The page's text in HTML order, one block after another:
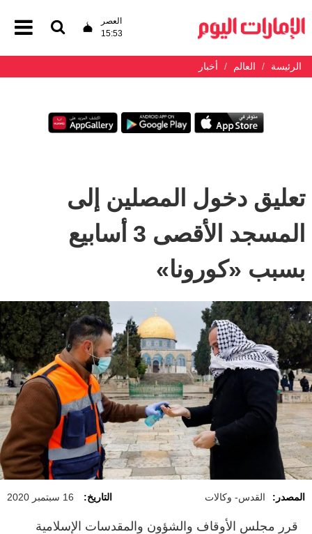
العصر
15:53
الرئيسة العالم أخبار
تعليق دخول المصلين إلى
المسجد الأقصى 3 أسابيع
بسبب «كورونا»
المصدر: القدس- وكالات التاريخ: 16 سبتمبر 2020
قرر مجلس الأوقاف والشؤون والمقدسات الإسلامية